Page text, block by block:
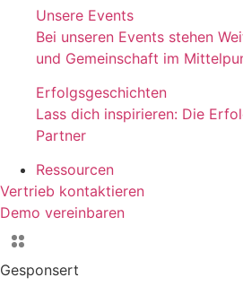
Unsere Events
Bei unseren Events stehen
und Gemeinschaft im
Erfolgsgeschichten
Lass dich inspirieren: Die
Partner
Ressourcen
Vertrieb kontaktieren
Demo vereinbaren
Gesponsert